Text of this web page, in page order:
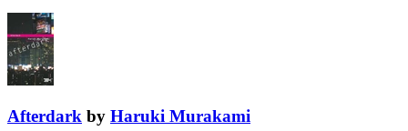
Afterdark by Haruki Murakami